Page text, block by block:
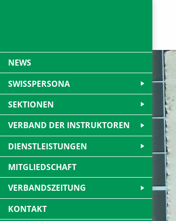
NEWS
SWISSPERSONA
SEKTIONEN
VERBAND DER INSTRUKTOREN
DIENSTLEISTUNGEN
MITGLIEDSCHAFT
VERBANDSZEITUNG
KONTAKT